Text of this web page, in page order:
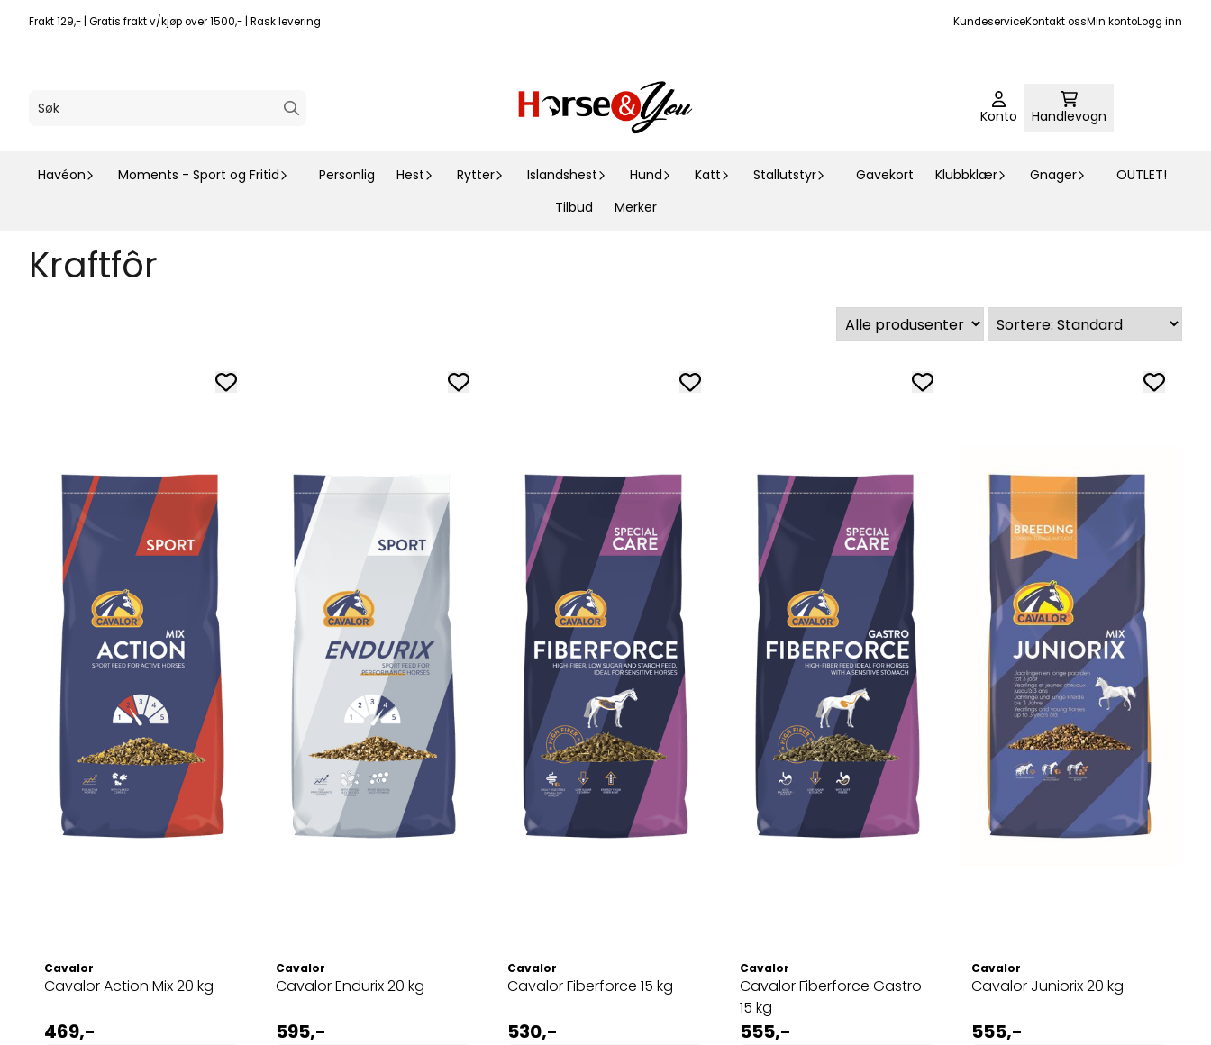
Hopp til innhold
Frakt 129,- | Gratis frakt v/kjøp over 1500,- | Rask levering KundeserviceKontakt ossMin kontoLogg inn
Konto Handlevogn
Havéon Moments - Sport og Fritid Personlig Hest Rytter Islandshest Hund Katt Stallutstyr Gavekort Klubbklær Gnager
OUTLET!
Tilbud
Merker
Kraftfôr
Cavalor
Cavalor Action Mix 20 kg
469,-
Cavalor
Cavalor Endurix 20 kg
595,-
Cavalor
Cavalor Fiberforce 15 kg
530,-
Cavalor
Cavalor Fiberforce Gastro
15 kg
555,-
Cavalor
Cavalor Juniorix 20 kg
555,-